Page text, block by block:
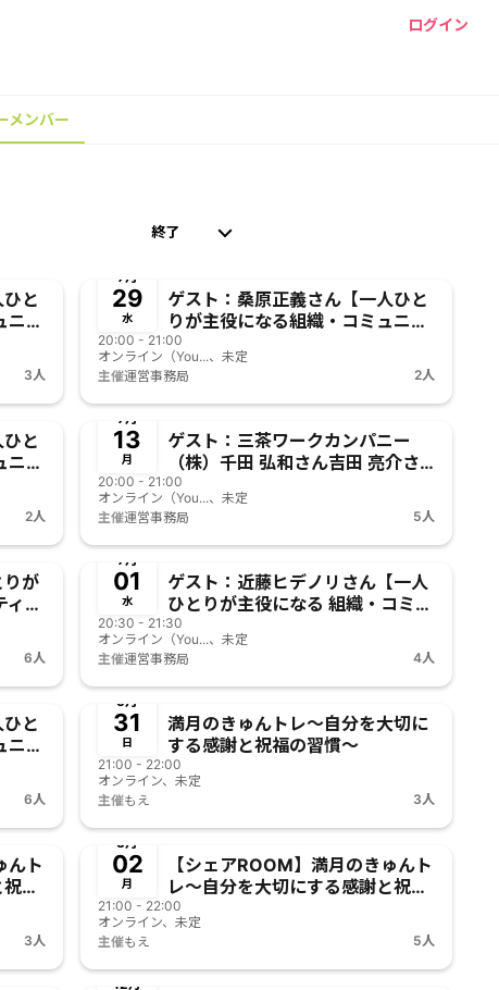
ログイン
メンバー
と
ニテ
の
3人
7月
29
水
ゲスト：桑原正義さん【一人ひと
りが主役になる組織・コミュニテ
ィは実現可能なのか？アトリアの
挑戦】 Atlya参宮橋
20:00 - 21:00
オンライン（You...、未定
主催運営事務局 2人
と
ニテ
の
2人
7月
13
月
ゲスト：三茶ワークカンパニー
（株）千田 弘和さん吉田 亮介さ
ん【一人ひとりが主役になる 組
織・コミュニティは 実現可能なの
か？アトリアの挑戦】
20:00 - 21:00
オンライン（You...、未定
主催運営事務局 5人
りが
は
6人
7月
01
水
ゲスト：近藤ヒデノリさん【一人
ひとりが主役になる 組織・コミュ
ニティは 実現可能なのか？アトリ
アの挑戦】
20:30 - 21:30
オンライン（You...、未定
主催運営事務局 4人
と
ニテ
の
6人
5月
31
日
満月のきゅんトレ〜自分を大切に
する感謝と祝福の習慣〜
21:00 - 22:00
オンライン、未定
主催もえ 3人
んト
福
3人
3月
02
月
【シェアROOM】満月のきゅんト
レ〜自分を大切にする感謝と祝福
の習慣〜
21:00 - 22:00
オンライン、未定
主催もえ 5人
12月